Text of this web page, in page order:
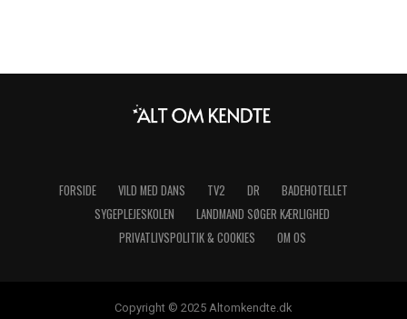
FORSIDE VILD MED DANS TV2 DR
BADEHOTELLET
SYGEPLEJESKOLEN
LANDMAND SØGER KÆRLIGHED
PRIVATLIVSPOLITIK & COOKIES
OM OS
Copyright © 2025 Altomkendte.dk